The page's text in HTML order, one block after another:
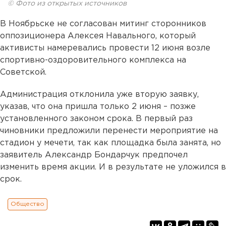
© Фото из открытых источников
В Ноябрьске не согласован митинг сторонников
оппозиционера Алексея Навального, который
активисты намеревались провести 12 июня возле
спортивно-оздоровительного комплекса на
Советской.
Администрация отклонила уже вторую заявку,
указав, что она пришла только 2 июня – позже
установленного законом срока. В первый раз
чиновники предложили перенести мероприятие на
стадион у мечети, так как площадка была занята, но
заявитель Александр Бондарчук предпочел
изменить время акции. И в результате не уложился в
срок.
Общество